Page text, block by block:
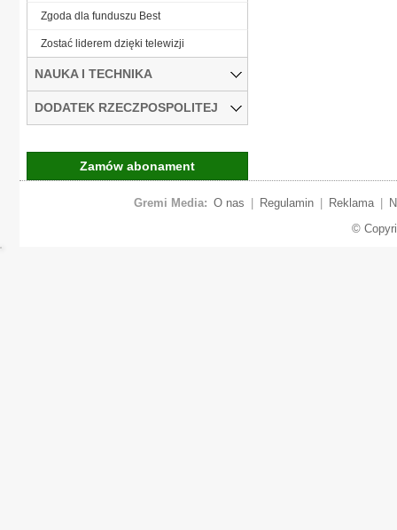
Zgoda dla funduszu Best
Zostać liderem dzięki telewizji
NAUKA I TECHNIKA
DODATEK RZECZPOSPOLITEJ
Zamów abonament
Gremi Media: O nas Regulamin Reklama
©